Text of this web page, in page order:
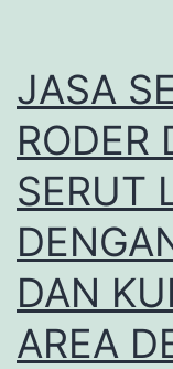
JASA
RODER
SERUT
DAN
AREA